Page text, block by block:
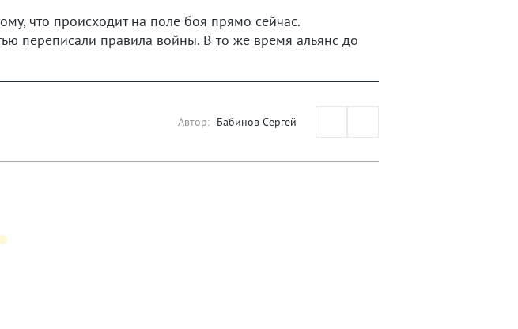
что происходит на поле боя прямо сейчас.
переписали правила войны. В то же время альянс до
Автор: Бабинов Сергей